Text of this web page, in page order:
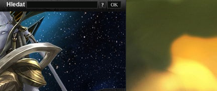
Hledat ?